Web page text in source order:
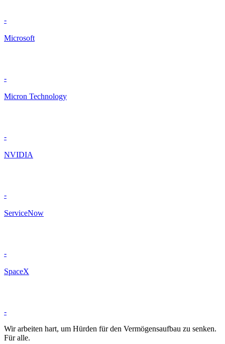
-
Microsoft
-
Micron Technology
-
NVIDIA
-
ServiceNow
-
SpaceX
-
Wir arbeiten hart, um Hürden für den Vermögensaufbau zu senken.
Für alle.